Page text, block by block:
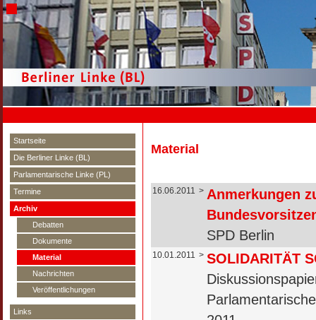
Material
16.06.2011 > Anmerkungen
SPD Berlin
10.01.2011 > SOLIDARITÄT
Startseite
Die Berliner Linke (BL)
Parlamentarische Linke (PL)
Termine
Archiv
Debatten
Dokumente
Material
Nachrichten
Veröffentlichungen
Links